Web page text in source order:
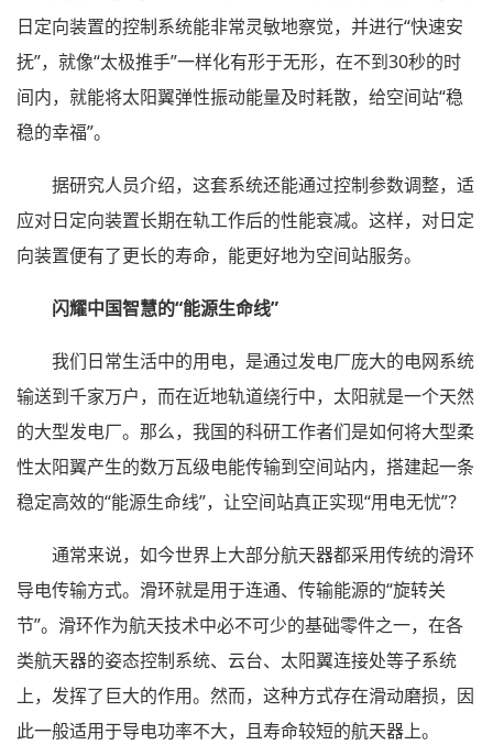
日定向装置的控制系统能非常灵敏地察觉，并进行“快速安
抚”，就像“太极推手”一样化有形于无形，在不到30秒的时
间内，就能将太阳翼弹性振动能量及时耗散，给空间站“稳
稳的幸福”。
据研究人员介绍，这套系统还能通过控制参数调整，适
应对日定向装置长期在轨工作后的性能衰减。这样，对日定
向装置便有了更长的寿命，能更好地为空间站服务。
闪耀中国智慧的“能源生命线”
我们日常生活中的用电，是通过发电厂庞大的电网系统
输送到千家万户，而在近地轨道绕行中，太阳就是一个天然
的大型发电厂。那么，我国的科研工作者们是如何将大型柔
性太阳翼产生的数万瓦级电能传输到空间站内，搭建起一条
稳定高效的“能源生命线”，让空间站真正实现“用电无忧”？
通常来说，如今世界上大部分航天器都采用传统的滑环
导电传输方式。滑环就是用于连通、传输能源的“旋转关
节”。滑环作为航天技术中必不可少的基础零件之一，在各
类航天器的姿态控制系统、云台、太阳翼连接处等子系统
上，发挥了巨大的作用。然而，这种方式存在滑动磨损，因
此一般适用于导电功率不大，且寿命较短的航天器上。